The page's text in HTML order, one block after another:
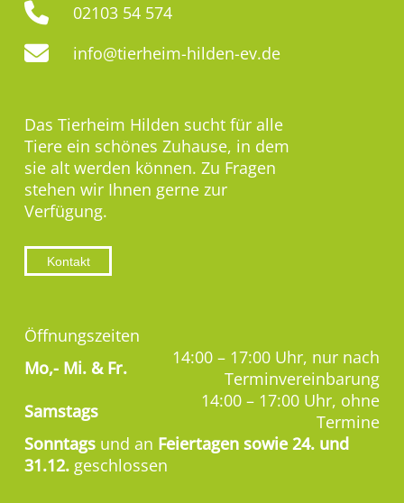
02103 54 574
info@tierheim-hilden-ev.de
Das Tierheim Hilden sucht für alle
Tiere ein schönes Zuhause, in dem
sie alt werden können. Zu Fragen
stehen wir Ihnen gerne zur
Verfügung.
Kontakt
Öffnungszeiten
Mo,- Mi. & Fr.
14:00 – 17:00 Uhr, nur nach
Terminvereinbarung
Samstags
14:00 – 17:00 Uhr, ohne
Termine
Sonntags und an Feiertagen sowie 24. und
31.12. geschlossen